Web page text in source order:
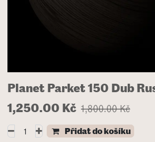
Planet Parket 150 Dub
1,250.00 Kč 1,800.00Kč
Přidat do košíku